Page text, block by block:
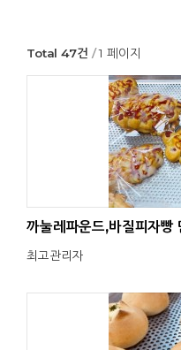
Total 47건 1 페이지
까눌레파운드,바질피자빵
최고관리자